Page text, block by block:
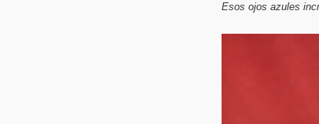
Esos ojos azules